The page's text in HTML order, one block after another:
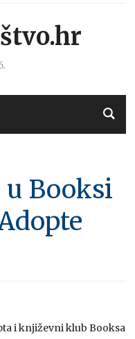
Booksi
i književni klub Booksa